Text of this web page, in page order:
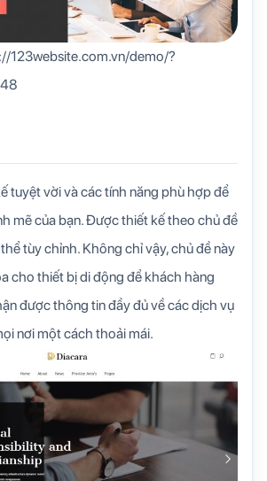
123website.com.vn/demo/?
tuyệt vời và các tính năng phù hợp để
mẽ của bạn. Được thiết kế theo chủ đề
tùy chỉnh. Không chỉ vậy, chủ đề này
cho thiết bị di động để khách hàng
được thông tin đầy đủ về các dịch vụ
nơi một cách thoải mái.